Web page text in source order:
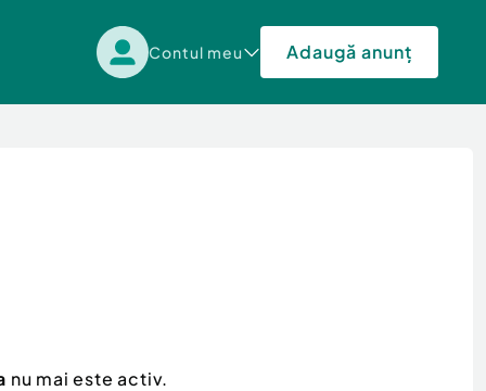
Contul meu Adaugă anunț
nu mai este activ.